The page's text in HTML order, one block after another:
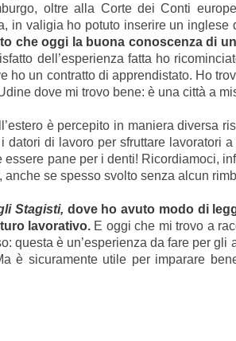
oltre alla Corte dei Conti
in valigia ho potuto inserire un inglese
che oggi la buona conoscenza di
dell’esperienza fatta ho
ho un contratto di apprendistato. Ho
dove mi trovo bene: è una città a
è percepito in maniera diversa
di lavoro per sfruttare lavoratori
pane per i denti! Ricordiamoci,
se spesso svolto senza alcun
Stagisti, dove ho avuto modo di
lavorativo. E oggi che mi trovo a
questa è un’esperienza da fare per gli
è sicuramente utile per imparare